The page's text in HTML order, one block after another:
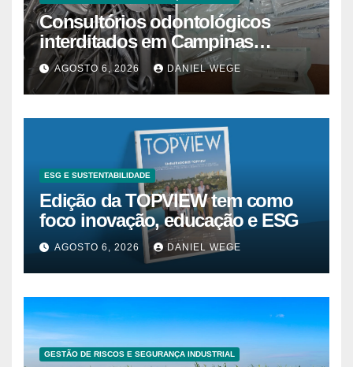
Consultórios odontológicos
interditados em Campinas
superam 2025
AGOSTO 6, 2026 DANIEL WEGE
ESG E SUSTENTABILIDADE
Edição da TOPVIEW tem como
foco inovação, educação e ESG
AGOSTO 6, 2026 DANIEL WEGE
GESTÃO DE RISCOS E SEGURANÇA INDUSTRIAL